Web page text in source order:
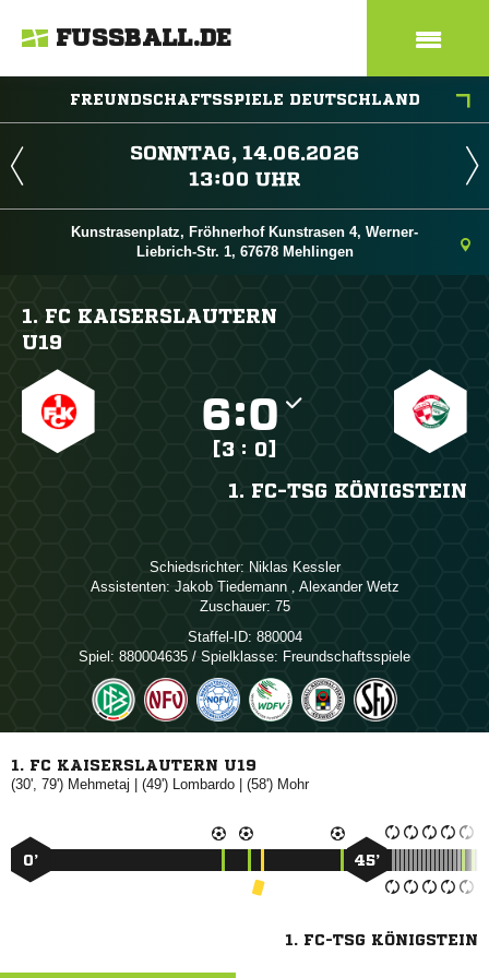
FUSSBALL.DE
FREUNDSCHAFTSSPIELE DEUTSCHLAND
 
 
Kunstrasenplatz, Fröhnerhof Kunstrasen 4, Werner-
Liebrich-Str. 1, 67678 Mehlingen
1. FC KAISERSLAUTERN
U19
:
[3 : 0]
1. FC-TSG KÖNIGSTEIN
Schiedsrichter:  
Assistenten:   ,  
Zuschauer: 75
Staffel-ID: 880004
Spiel: 880004635 / Spielklasse: Freundschaftsspiele
1. FC KAISERSLAUTERN U19
(30', 79')  | (49')  | (58') 
0’ 45’
1. FC-TSG KÖNIGSTEIN